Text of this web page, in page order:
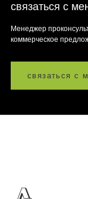
связаться с
Менеджер
коммерческое
связаться с